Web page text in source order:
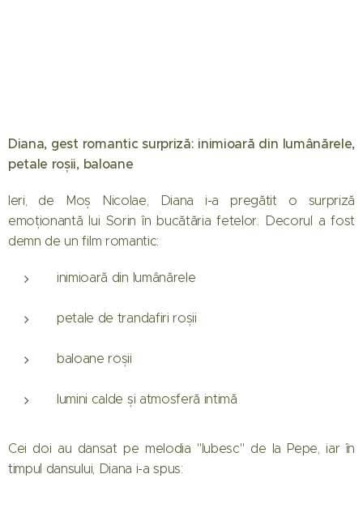
Diana, gest romantic surpriză: inimioară din lumânărele,
petale roșii, baloane
Ieri, de Moș Nicolae, Diana i-a pregătit o surpriză
emoționantă lui Sorin în bucătăria fetelor. Decorul a fost
demn de un film romantic:
inimioară din lumânărele
petale de trandafiri roșii
baloane roșii
lumini calde și atmosferă intimă
Cei doi au dansat pe melodia "Iubesc" de la Pepe, iar în
timpul dansului, Diana i-a spus: